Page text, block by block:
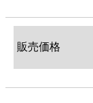
販売価格